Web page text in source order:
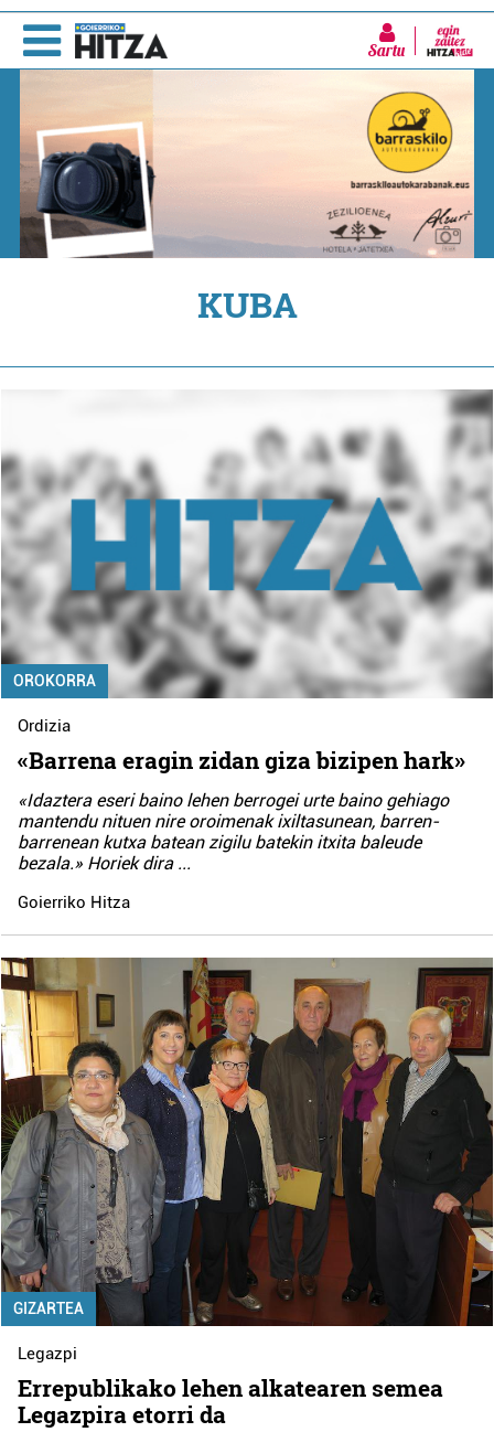
Sartu
KUBA
OROKORRA
Ordizia
«Barrena eragin zidan giza bizipen hark»
«Idaztera eseri baino lehen berrogei urte baino gehiago
mantendu nituen nire oroimenak ixiltasunean, barren-
barrenean kutxa batean zigilu batekin itxita baleude
bezala.» Horiek dira ...
Goierriko Hitza
GIZARTEA
Legazpi
Errepublikako lehen alkatearen semea
Legazpira etorri da